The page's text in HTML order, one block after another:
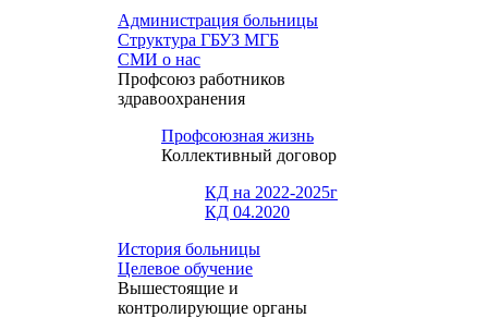
Администрация больницы
Структура ГБУЗ МГБ
СМИ о нас
Профсоюз работников
здравоохранения
Профсоюзная жизнь
Коллективный договор
КД на 2022-2025г
КД 04.2020
История больницы
Целевое обучение
Вышестоящие и
контролирующие органы